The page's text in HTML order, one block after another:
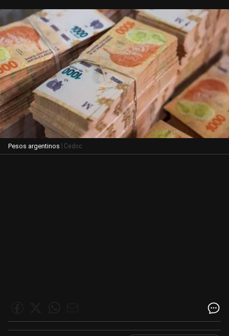
Pesos argentinos | Cedoc